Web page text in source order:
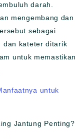
darah.
mengembang dan
sebagai
dan kateter ditarik
untuk memastikan
untuk
Jantung Penting?